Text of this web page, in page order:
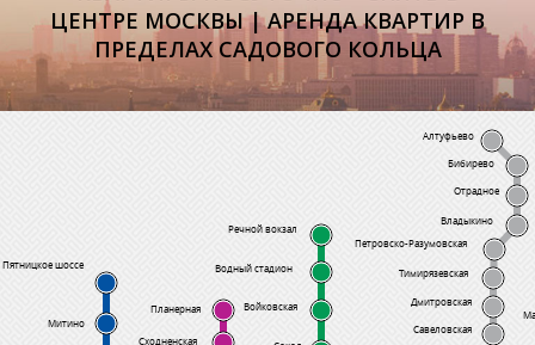
ЦЕНТРЕ МОСКВЫ | АРЕНДА КВАРТИР В
ПРЕДЕЛАХ САДОВОГО КОЛЬЦА
Планерная
Сходненская
Речной вокзал
Водный стадион
Войковская
Митино Савеловская
Дмитровская
Тимирязевская
Петровско-Разумовская
Владыкино
Отрадное
Бибирево
Алтуфьево
Пятницкое шоссе